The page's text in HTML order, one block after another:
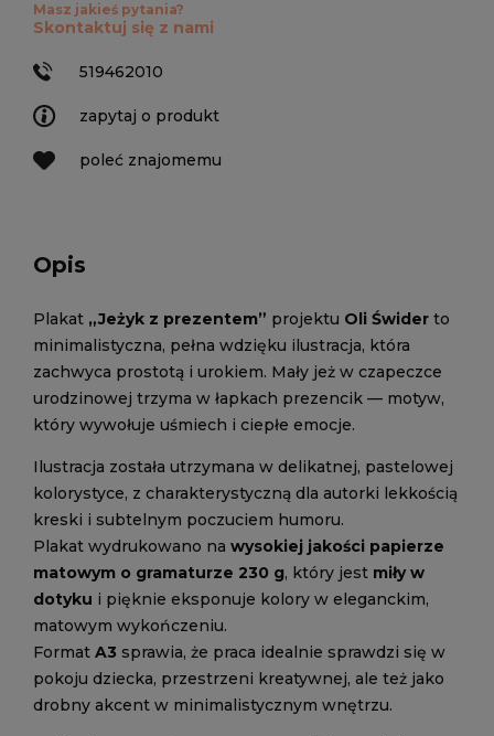
zapytaj o produkt
poleć znajomemu
Masz jakieś pytania?
Skontaktuj się z nami
519462010
Opis
Plakat „Jeżyk z prezentem” projektu Oli Świder to
minimalistyczna, pełna wdzięku ilustracja, która
zachwyca prostotą i urokiem. Mały jeż w czapeczce
urodzinowej trzyma w łapkach prezencik — motyw,
który wywołuje uśmiech i ciepłe emocje.
Ilustracja została utrzymana w delikatnej, pastelowej
kolorystyce, z charakterystyczną dla autorki lekkością
kreski i subtelnym poczuciem humoru.
Plakat wydrukowano na wysokiej jakości papierze
matowym o gramaturze 230 g, który jest miły w
dotyku i pięknie eksponuje kolory w eleganckim,
matowym wykończeniu.
Format A3 sprawia, że praca idealnie sprawdzi się w
pokoju dziecka, przestrzeni kreatywnej, ale też jako
drobny akcent w minimalistycznym wnętrzu.